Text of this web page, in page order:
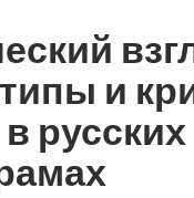
и
русских